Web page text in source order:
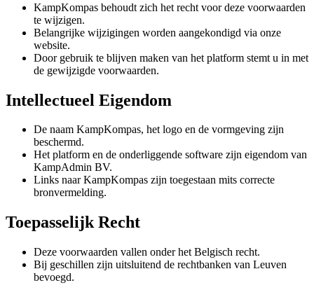
KampKompas behoudt zich het recht voor deze voorwaarden
te wijzigen.
Belangrijke wijzigingen worden aangekondigd via onze
website.
Door gebruik te blijven maken van het platform stemt u in met
de gewijzigde voorwaarden.
Intellectueel Eigendom
De naam KampKompas, het logo en de vormgeving zijn
beschermd.
Het platform en de onderliggende software zijn eigendom van
KampAdmin BV.
Links naar KampKompas zijn toegestaan mits correcte
bronvermelding.
Toepasselijk Recht
Deze voorwaarden vallen onder het Belgisch recht.
Bij geschillen zijn uitsluitend de rechtbanken van Leuven
bevoegd.